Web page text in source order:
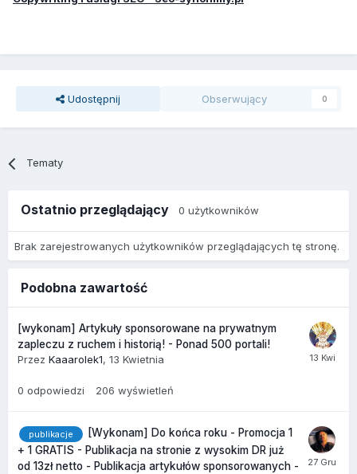
Udostępnij Obserwujący 0
Tematy
Ostatnio przeglądający 0 użytkowników
Brak zarejestrowanych użytkowników przeglądających tę stronę.
Podobna zawartość
[wykonam] Artykuły sponsorowane na prywatnym
zapleczu z ruchem i historią! - Ponad 500 portali!
Przez Kaaarolek1, 13 Kwietnia
0 odpowiedzi 206 wyświetleń
publikacje
[Wykonam] Do końca roku - Promocja 1
+ 1 GRATIS - Publikacja na stronie z wysokim DR już
od 13zł netto - Publikacja artykułów sponsorowanych -